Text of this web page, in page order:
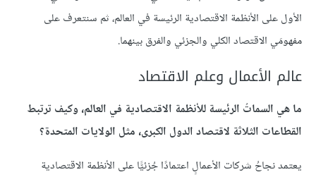
الأول على الأنظمة الاقتصادية الرئيسة في العالم، ثم سنتعرف على
مفهومَي الاقتصاد الكلي والجزئي والفرق بينهما.
عالم الأعمال وعلم الاقتصاد
ما هي السماتُ الرئيسة للأنظمة الاقتصادية في العالم، وكيف ترتبط
القطاعات الثلاثة لاقتصاد الدول الكبرى، مثل الولايات المتحدة؟
يعتمد نجاحُ شركات الأعمالٍ اعتمادًا جُزئيًّا على الأنظمة الاقتصادية